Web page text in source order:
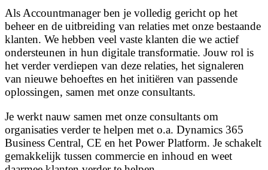
Als Accountmanager ben je volledig gericht op het
beheer en de uitbreiding van relaties met onze bestaande
klanten. We hebben veel vaste klanten die we actief
ondersteunen in hun digitale transformatie. Jouw rol is
het verder verdiepen van deze relaties, het signaleren
van nieuwe behoeftes en het initiëren van passende
oplossingen, samen met onze consultants.
Je werkt nauw samen met onze consultants om
organisaties verder te helpen met o.a. Dynamics 365
Business Central, CE en het Power Platform. Je schakelt
gemakkelijk tussen commercie en inhoud en weet